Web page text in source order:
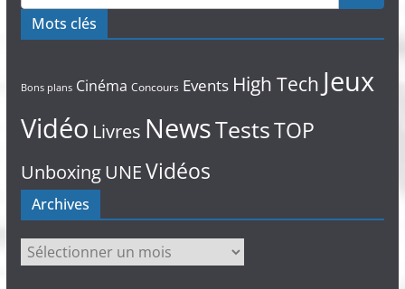
Mots clés
Bons plans Cinéma Concours Events High Tech Jeux
Vidéo Livres NewsTestsTOP
UnboxingUNEVidéos
Archives
Archives